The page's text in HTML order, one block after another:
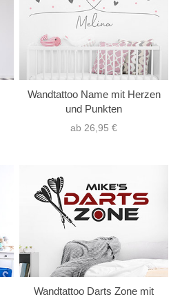
Wandtattoo Name mit Herzen
und Punkten
ab 26,95 €
Wandtattoo Darts Zone mit